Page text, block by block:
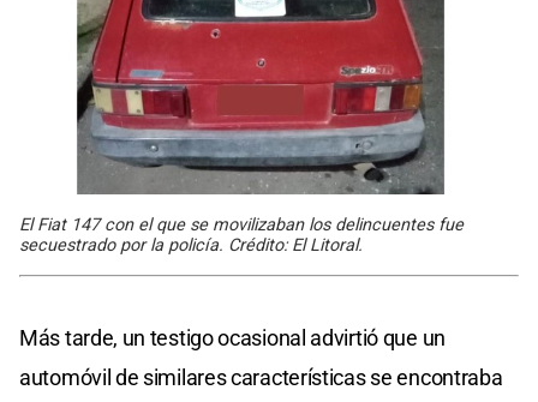
El Fiat 147 con el que se movilizaban los delincuentes fue
secuestrado por la policía. Crédito: El Litoral.
Más tarde, un testigo ocasional advirtió que un
automóvil de similares características se encontraba